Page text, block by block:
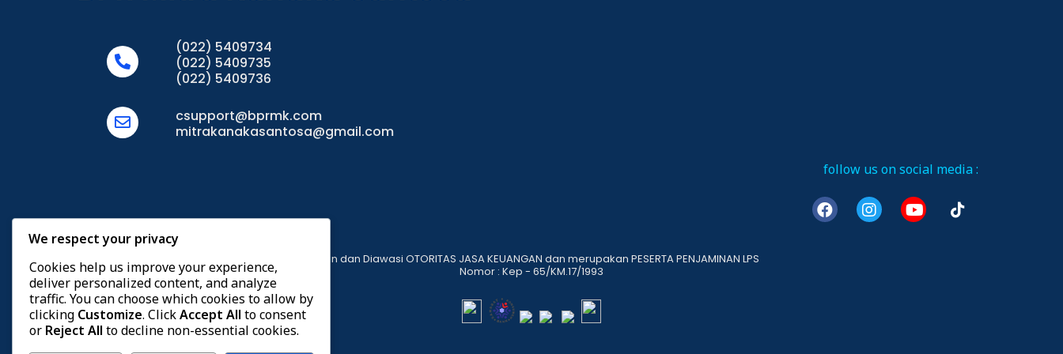
(022) 5409734
(022) 5409735
(022) 5409736
csupport@bprmk.com
mitrakanakasantosa@gmail.com
follow us on social media :
Berizin dan Diawasi OTORITAS JASA KEUANGAN dan merupakan PESERTA PENJAMINAN LPS
Nomor : Kep - 65/KM.17/1993
We respect your privacy
Cookies help us improve your experience,
deliver personalized content, and analyze
traffic. You can choose which cookies to allow by
clicking Customize. ClickAccept All to consent
or Reject All to decline non-essential cookies.